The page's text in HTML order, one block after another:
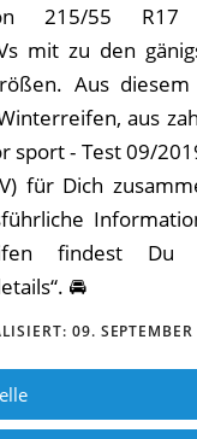
215/55
mit zu den
Aus
aus
sport - Test 09/
für Dich
fin­dest Du
🚘
09.